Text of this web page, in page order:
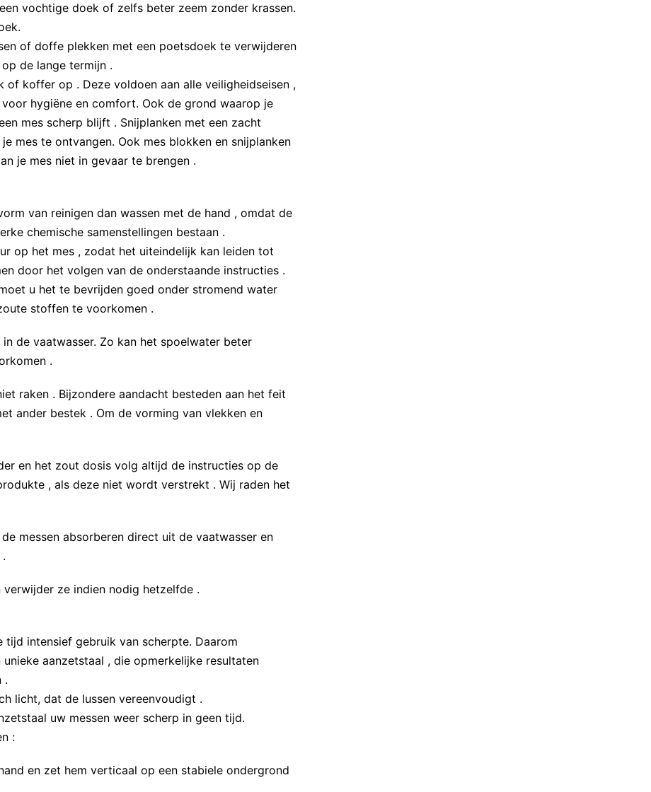
vochtige doek of zelfs beter zeem zonder krassen.
of doffe plekken met een poetsdoek te verwijderen
de lange termijn .
of koffer op . Deze voldoen aan alle veiligheidseisen ,
hygiëne en comfort. Ook de grond waarop je
mes scherp blijft . Snijplanken met een zacht
mes te ontvangen. Ook mes blokken en snijplanken
je mes niet in gevaar te brengen .
van reinigen dan wassen met de hand , omdat de
chemische samenstellingen bestaan ​​.
op het mes , zodat het uiteindelijk kan leiden tot
door het volgen van de onderstaande instructies .
u het te bevrijden goed onder stromend water
stoffen te voorkomen .
de vaatwasser. Zo kan het spoelwater beter
.
raken . Bijzondere aandacht besteden aan het feit
ander bestek . Om de vorming van vlekken en
en het zout dosis volg altijd de instructies op de
, als deze niet wordt verstrekt . Wij raden het
messen absorberen direct uit de vaatwasser en
ze indien nodig hetzelfde .
intensief gebruik van scherpte. Daarom
aanzetstaal , die opmerkelijke resultaten
.
licht, dat de lussen vereenvoudigt .
uw messen weer scherp in geen tijd.
:
en zet hem verticaal op een stabiele ondergrond